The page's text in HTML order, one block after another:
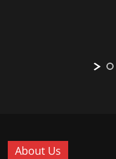
About Us